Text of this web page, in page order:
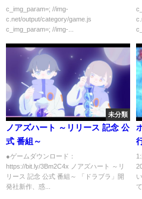
c_img_param=; //img-
c.net/output/category/game.js
c_img_param=; //img-...
未分類
ノアズハート ～リリース 記念 公
式 番組～
●ゲームダウンロード：
https://bit.ly/3Bm2C4x ノアズハート ～リ
リース 記念 公式 番組～ 「ドラブラ」開
発社新作、惑...